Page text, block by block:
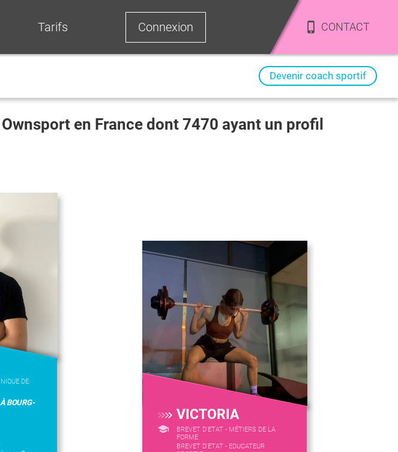
Tarifs Connexion CONTACT
Devenir coach sportif
en France dont7470 ayant un profil
DE
BOURG-
VICTORIA
BREVET D'ETAT - MÉTIERS DE LA
FORME
BREVET D'ETAT - EDUCATEUR